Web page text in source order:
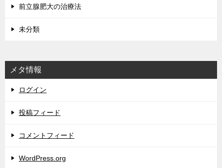
前立腺肥大の治療法
未分類
メタ情報
ログイン
投稿フィード
コメントフィード
WordPress.org